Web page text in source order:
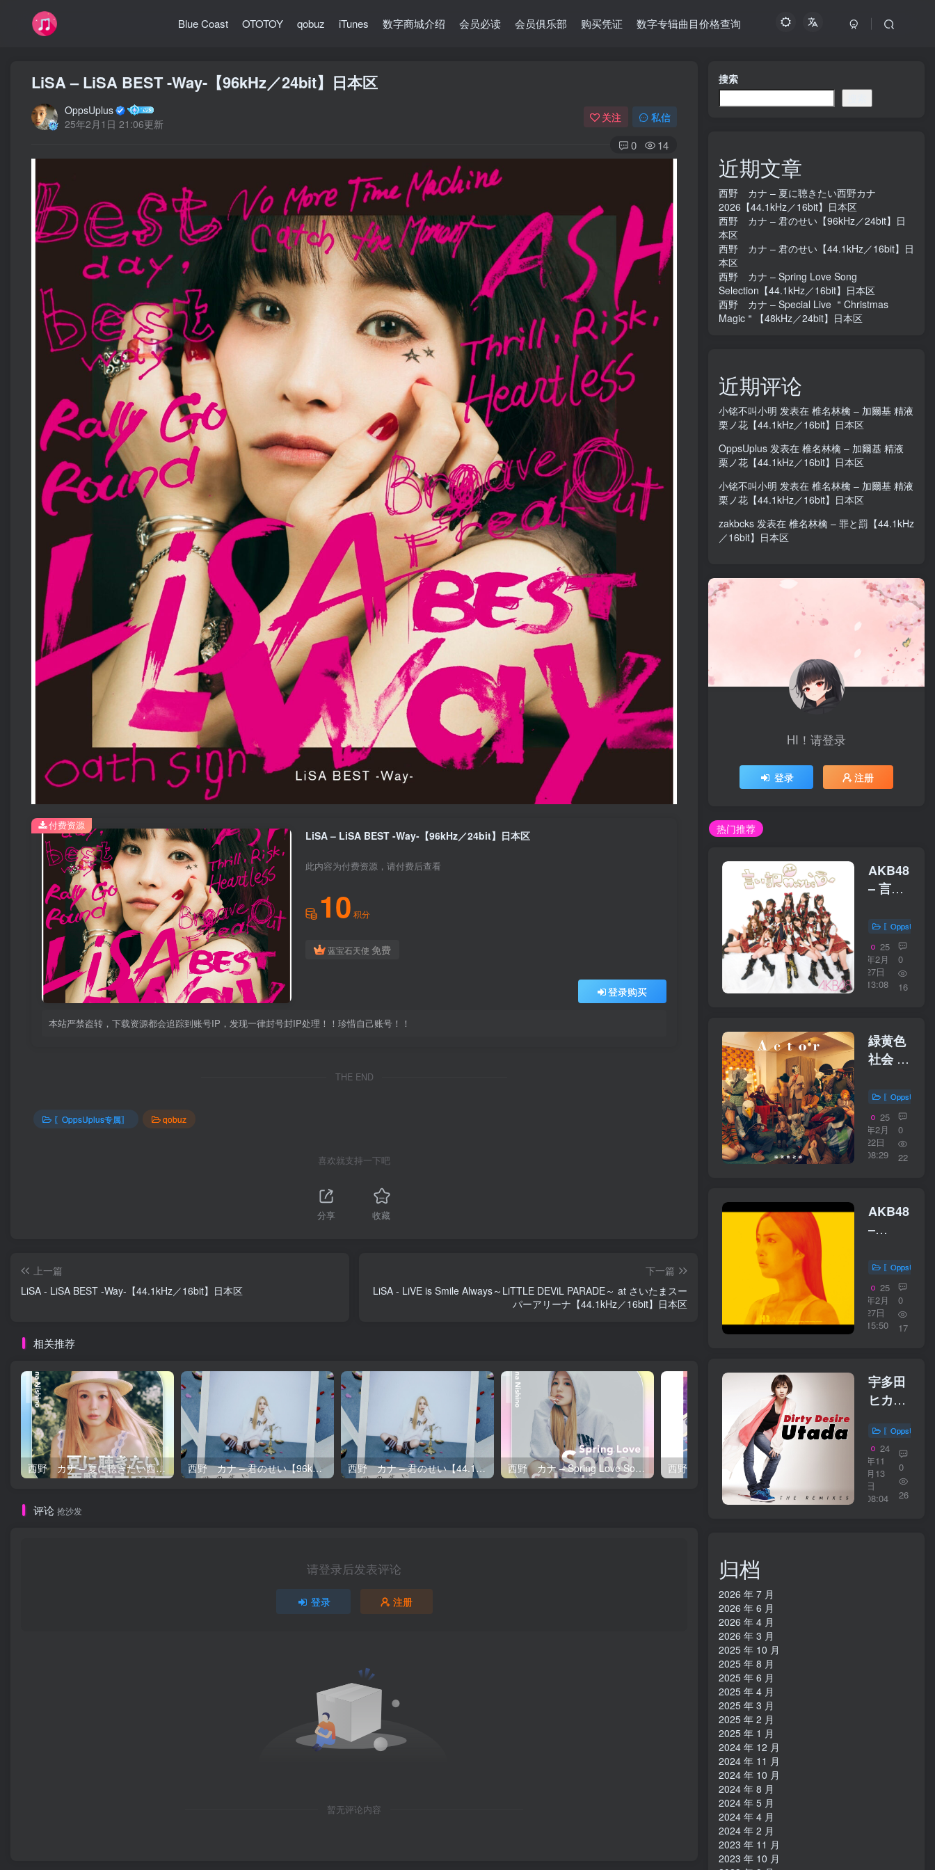
Blue Coast OTOTOY qobuz iTunes 数字商城介绍 会员必读 会员俱乐部 购买凭证 数字专辑曲目价格查询
LiSA – LiSA BEST -Way-【96kHz／24bit】日本区
OppsUplus
25年2月1日 21:06更新
关注 私信
0 14
LiSA – LiSA BEST -Way-【96kHz／24bit】日本区
此内容为付费资源，请付费后查看
10 积分
蓝宝石天使 免费
登录购买
本站严禁盗转，下载资源都会追踪到账号IP，发现一律封号封IP处理！！珍惜自己账号！！
付费资源
THE END
〖OppsUplus专属〗 qobuz
喜欢就支持一下吧
分享 收藏
上一篇
LiSA - LiSA BEST -Way-【44.1kHz／16bit】日本区
下一篇
LiSA - LiVE is Smile Always～LiTTLE DEViL PARADE～ at さいたまスー
パーアリーナ【44.1kHz／16bit】日本区
相关推荐
西野 カナ – 夏に聴きたい西野カナ2026【44.1kHz／16bit】日本区 西野 カナ – 君のせい【96kHz／24bit】日本区 西野 カナ – 君のせい【44.1kHz／16bit】日本区 西野 カナ – Spring Love Song Selection【44.1kHz／16bit】日本区
评论 抢沙发
请登录后发表评论
登录 注册
暂无评论内容
搜索
近期文章
西野 カナ – 夏に聴きたい西野カナ
2026【44.1kHz／16bit】日本区
西野 カナ – 君のせい【96kHz／24bit】日
本区
西野 カナ – 君のせい【44.1kHz／16bit】日
本区
西野 カナ – Spring Love Song
Selection【44.1kHz／16bit】日本区
西野 カナ – Special Live ＂Christmas
Magic＂【48kHz／24bit】日本区
近期评论
小铭不叫小明 发表在 椎名林檎 – 加爾基 精液
栗ノ花【44.1kHz／16bit】日本区
OppsUplus 发表在 椎名林檎 – 加爾基 精液
栗ノ花【44.1kHz／16bit】日本区
小铭不叫小明 发表在 椎名林檎 – 加爾基 精液
栗ノ花【44.1kHz／16bit】日本区
zakbcks 发表在 椎名林檎 – 罪と罰【44.1kHz
／16bit】日本区
HI！请登录
登录 注册
热门推荐
AKB48
– 言い
Maybe【
／
16bit】
日本区
〖OppsUplus
25
年2月
27日
13:08
0
16
緑黄色
社会 –
／
16bit】
日本区
〖OppsUplus
25
年2月
22日
08:29
0
22
AKB48
–
ひまわ
り组
2nd
stage
「梦を
るわけ
にいか
ない」
～
studio
recordings
コレク
ション
〖OppsUplus
25
年2月
27日
15:50
0
17
宇多田
ヒカル
Desire
(The
Remixes)
【44.1kHz
／
〖OppsUplus
24
年11
月13
日
08:04
0
26
归档
2026 年 7 月
2026 年 6 月
2026 年 4 月
2026 年 3 月
2025 年 10 月
2025 年 8 月
2025 年 6 月
2025 年 4 月
2025 年 3 月
2025 年 2 月
2025 年 1 月
2024 年 12 月
2024 年 11 月
2024 年 10 月
2024 年 8 月
2024 年 5 月
2024 年 4 月
2024 年 2 月
2023 年 11 月
2023 年 10 月